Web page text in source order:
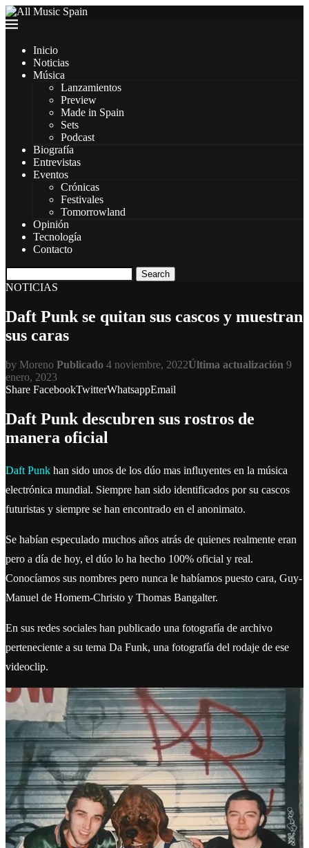
Inicio
Noticias
Música
Lanzamientos
Preview
Made in Spain
Sets
Podcast
Biografía
Entrevistas
Eventos
Crónicas
Festivales
Tomorrowland
Opinión
Tecnología
Contacto
Search
NOTICIAS
Daft Punk se quitan sus cascos y muestran
sus caras
by Moreno Publicado 4 noviembre, 2022Última actualización 9
enero, 2023
Share FacebookTwitterWhatsappEmail
Daft Punk descubren sus rostros de
manera oficial
Daft Punk han sido unos de los dúo mas influyentes en la música
electrónica mundial. Siempre han sido identificados por su cascos
futuristas y siempre se han encontrado en el anonimato.
Se habían especulado muchos años atrás de quienes realmente eran
pero a día de hoy, el dúo lo ha hecho 100% oficial y real.
Conocíamos sus nombres pero nunca le habíamos puesto cara, Guy-
Manuel de Homem-Christo y Thomas Bangalter.
En sus redes sociales han publicado una fotografía de archivo
perteneciente a su tema Da Funk, una fotografía del rodaje de ese
videoclip.